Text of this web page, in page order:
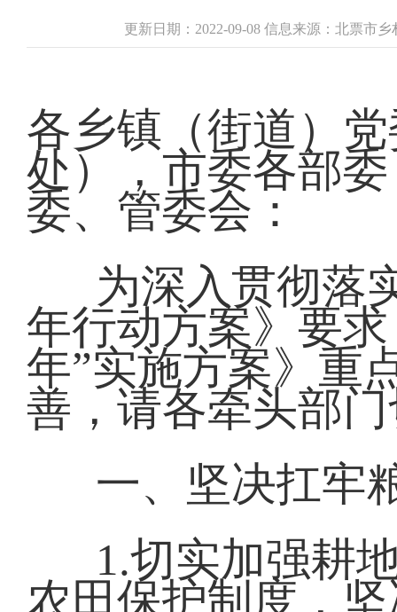
更新日期：2022-09-08 信息来源：北票市
各乡镇（街道）
处），市委各部
委、管委会：
为深入贯彻落
年行动方案》要
年”实施方案》重
善，请各牵头部
一、坚决扛牢
1.切实加强耕
农田保护制度，